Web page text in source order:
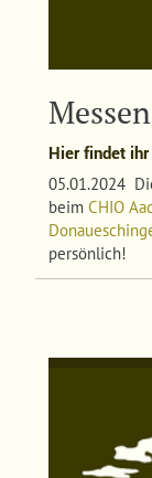
Hier findet
05.01.2024
beim CHIO
persönlich!